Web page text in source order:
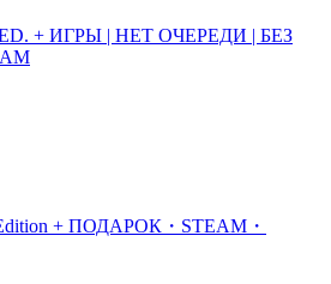
+ ИГРЫ | НЕТ ОЧЕРЕДИ | БЕЗ
+ ПОДАРОК・STEAM・